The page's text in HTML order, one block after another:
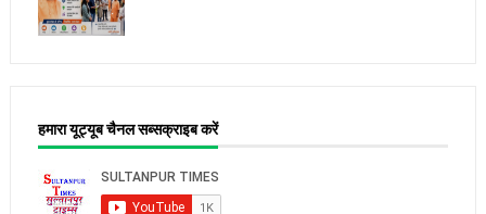
हमारा यूट्यूब चैनल सब्सक्राइब करें